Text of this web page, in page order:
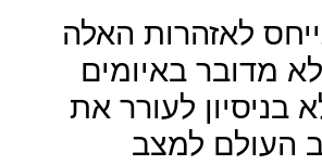
לאזהרות האלה
מדובר באיומים
לעורר את
העולם למצב